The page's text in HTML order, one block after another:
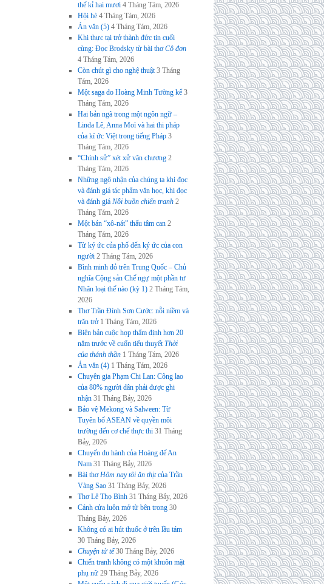
thế kỉ hai mươi 4 Tháng Tám, 2026
Hội hè 4 Tháng Tám, 2026
Án văn (5) 4 Tháng Tám, 2026
Khi thực tại trở thành đức tin cuối
cùng: Đọc Brodsky từ bài thơCô đơn
4 Tháng Tám, 2026
Còn chút gì cho nghệ thuật 3 Tháng
Tám, 2026
Một saga do Hoàng Minh Tường kể 3
Tháng Tám, 2026
Hai bản ngã trong một ngôn ngữ –
Linda Lê, Anna Moï và hai thi pháp
của kí ức Việt trong tiếng Pháp 3
Tháng Tám, 2026
“Chính sử” xét xử văn chương 2
Tháng Tám, 2026
Những ngộ nhận của chúng ta khi đọc
và đánh giá tác phẩm văn học, khi đọc
và đánh giá Nỗi buồn chiến tranh 2
Tháng Tám, 2026
Một bản “xô-nát” thấu tâm can 2
Tháng Tám, 2026
Từ ký ức của phố đến ký ức của con
người 2 Tháng Tám, 2026
Bình minh đỏ trên Trung Quốc – Chủ
nghĩa Cộng sản Chế ngự một phần tư
Nhân loại thế nào (kỳ 1) 2 Tháng Tám,
2026
Thơ Trần Đình Sơn Cước: nỗi niềm và
trăn trở 1 Tháng Tám, 2026
Biên bản cuộc họp thẩm định hơn 20
năm trước về cuốn tiểu thuyếtThời
của thánh thần 1 Tháng Tám, 2026
Án văn (4) 1 Tháng Tám, 2026
Chuyên gia Phạm Chi Lan: Công lao
của 80% người dân phải được ghi
nhận 31 Tháng Bảy, 2026
Bảo vệ Mekong và Salween: Từ
Tuyên bố ASEAN về quyền môi
trường đến cơ chế thực thi 31 Tháng
Bảy, 2026
Chuyến du hành của Hoàng đế An
Nam 31 Tháng Bảy, 2026
Bài thơHôm nay tôi ăn thịtcủa Trần
Vàng Sao 31 Tháng Bảy, 2026
Thơ Lê Thọ Bình 31 Tháng Bảy, 2026
Cánh cửa luôn mở từ bên trong 30
Tháng Bảy, 2026
Không có ai hút thuốc ở trên lầu tám
30 Tháng Bảy, 2026
Chuyện tử tế 30 Tháng Bảy, 2026
Chiến tranh không có một khuôn mặt
phụ nữ 29 Tháng Bảy, 2026